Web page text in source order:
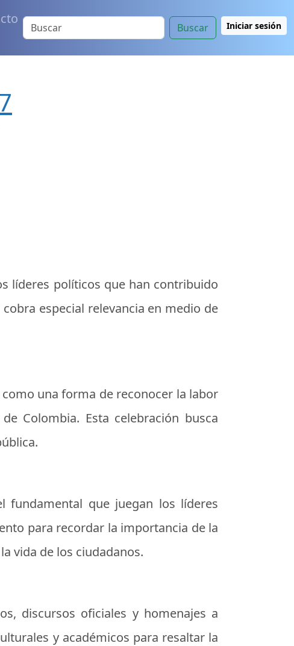
Buscar Iniciar sesión
líderes políticos que han contribuido
especial relevancia en medio de
una forma de reconocer la labor
Colombia. Esta celebración busca
fundamental que juegan los líderes
para recordar la importancia de la
vida de los ciudadanos.
discursos oficiales y homenajes a
y académicos para resaltar la